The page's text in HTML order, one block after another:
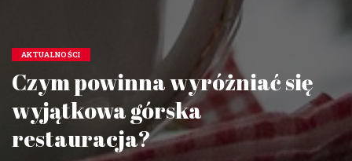
AKTUALNOŚCI
Czym powinna wyróżniać się
wyjątkowa górska
restauracja?